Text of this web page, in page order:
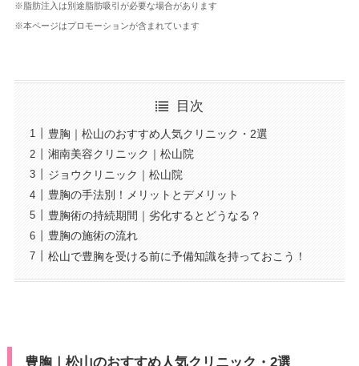
※脂肪注入は別途脂肪吸引が必要な場合があります
※本ページはプロモーションが含まれています
目次
豊胸｜松山のおすすめ人気クリニック・2選
湘南美容クリニック｜松山院
ジョウクリニック｜松山院
豊胸の手法別！メリットとデメリット
豊胸術の持続期間｜劣化するとどうなる？
豊胸の施術の流れ
松山で豊胸を受ける前に予備知識を持っておこう！
豊胸｜松山のおすすめ人気クリニック・2選